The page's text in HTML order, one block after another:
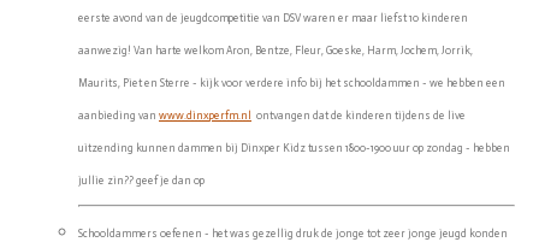
eerste avond van de jeugdcompetitie van DSV waren er maar liefst 10 kinderen
aanwezig! Van harte welkom Aron, Bentze, Fleur, Goeske, Harm, Jochem, Jorrik,
Maurits, Piet en Sterre - kijk voor verdere info bij het schooldammen - we hebben een
aanbieding van www.dinxperfm.nl ontvangen dat de kinderen tijdens de live
uitzending kunnen dammen bij Dinxper Kidz tussen 1800-1900 uur op zondag - hebben
jullie zin?? geef je dan op
Schooldammers oefenen - het was gezellig druk de jonge tot zeer jonge jeugd konden